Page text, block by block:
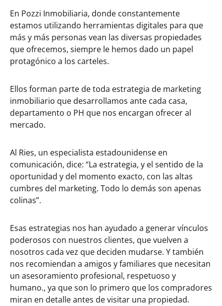
En Pozzi Inmobiliaria, donde constantemente
estamos utilizando herramientas digitales para que
más y más personas vean las diversas propiedades
que ofrecemos, siempre le hemos dado un papel
protagónico a los carteles.
Ellos forman parte de toda estrategia de marketing
inmobiliario que desarrollamos ante cada casa,
departamento o PH que nos encargan ofrecer al
mercado.
Al Ries, un especialista estadounidense en
comunicación, dice: “La estrategia, y el sentido de la
oportunidad y del momento exacto, con las altas
cumbres del marketing. Todo lo demás son apenas
colinas”.
Esas estrategias nos han ayudado a generar vínculos
poderosos con nuestros clientes, que vuelven a
nosotros cada vez que deciden mudarse. Y también
nos recomiendan a amigos y familiares que necesitan
un asesoramiento profesional, respetuoso y
humano., ya que son lo primero que los compradores
miran en detalle antes de visitar una propiedad.